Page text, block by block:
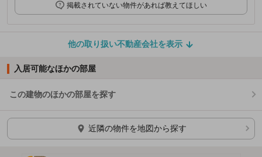
掲載されていない物件があれば教えてほしい
他の取り扱い不動産会社を表示
入居可能なほかの部屋
この建物のほかの部屋を探す
ほかの部屋を検索中…
近隣の物件を地図から探す